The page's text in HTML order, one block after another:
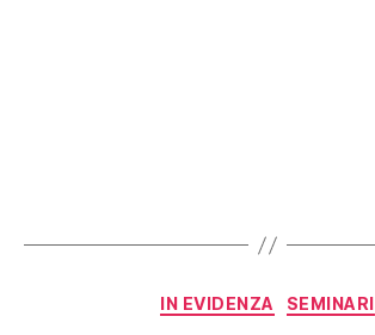
IN EVIDENZA SEMINARI